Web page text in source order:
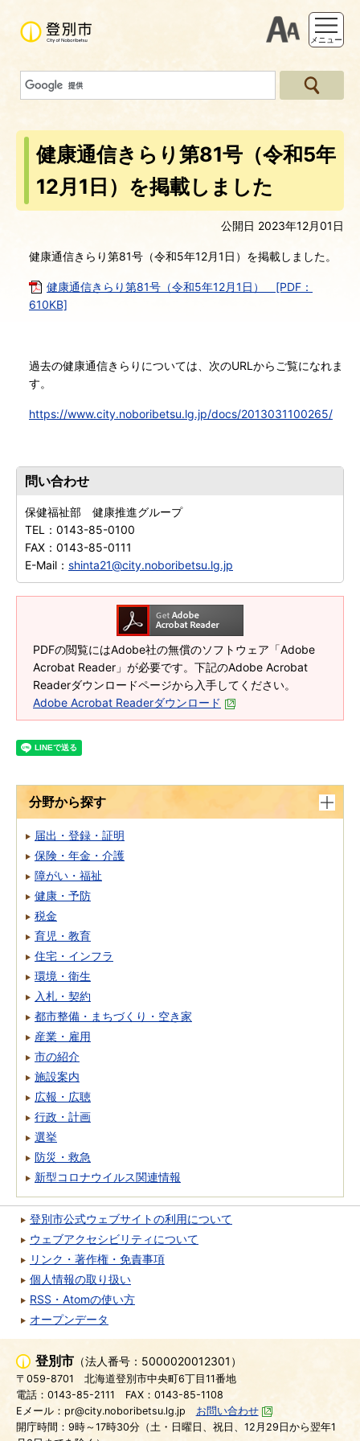
支援ツー
メニュー
健康通信きらり第81号（令和5年
12月1日）を掲載しました
公開日 2023年12月01日
健康通信きらり第81号（令和5年12月1日）を掲載しました。
健康通信きらり第81号（令和5年12月1日） [PDF：
610KB]
過去の健康通信きらりについては、次のURLからご覧になれま
す。
https://www.city.noboribetsu.lg.jp/docs/2013031100265/
問い合わせ
保健福祉部 健康推進グループ
TEL： 0143-85-0100
FAX： 0143-85-0111
E-Mail： shinta21@city.noboribetsu.lg.jp
PDFの閲覧にはAdobe社の無償のソフトウェア「Adobe
Acrobat Reader」が必要です。下記のAdobe Acrobat
Readerダウンロードページから入手してください。
Adobe Acrobat Readerダウンロード
分野から探す
届出・登録・証明
保険・年金・介護
障がい・福祉
健康・予防
税金
育児・教育
住宅・インフラ
環境・衛生
入札・契約
都市整備・まちづくり・空き家
産業・雇用
市の紹介
施設案内
広報・広聴
行政・計画
選挙
防災・救急
新型コロナウイルス関連情報
登別市公式ウェブサイトの利用について
ウェブアクセシビリティについて
リンク・著作権・免責事項
個人情報の取り扱い
RSS・Atomの使い方
オープンデータ
登別市 （法人番号：5000020012301）
〒059-8701
北海道登別市中央町6丁目11番地
電話：0143-85-2111
FAX：0143-85-1108
Eメール：pr@city.noboribetsu.lg.jp
お問い合わせ
開庁時間：9時～17時30分（土・日曜日、祝日、12月29日から翌年1